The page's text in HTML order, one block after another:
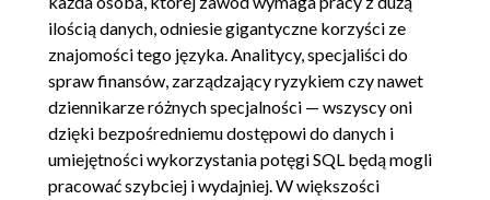
6.3. Wybieranie grup
00:19:44
7. Klauzula OVER
7.1. Partycjonowanie wierszy
00:19:45
7.2. Funkcje rankingu
00:21:17
8. Podsumowanie 00:06:10
ilością danych, odniesie gigantyczne korzyści ze
znajomości tego języka. Analitycy, specjaliści do
spraw finansów, zarządzający ryzykiem czy nawet
dziennikarze różnych specjalności — wszyscy oni
dzięki bezpośredniemu dostępowi do danych i
umiejętności wykorzystania potęgi SQL będą mogli
pracować szybciej i wydajniej. W większości